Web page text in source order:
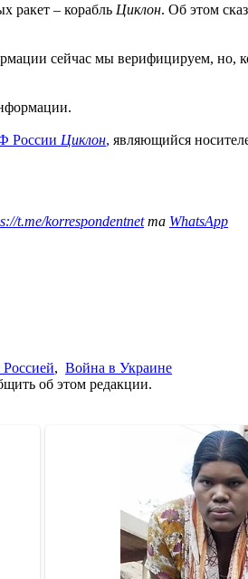
ракет – корабль Циклон. Об этом
сейчас мы верифицируем, но,
России Циклон, являющийся
t.me/korrespondentnetта WhatsApp
, Война в Украине
об этом редакции.